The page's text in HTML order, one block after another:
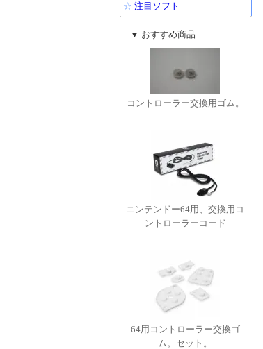
☆ 注目ソフト
▼ おすすめ商品
コントローラー交換用ゴム。
ニンテンドー64用、交換用コ
ントローラーコード
64用コントローラー交換ゴ
ム。セット。